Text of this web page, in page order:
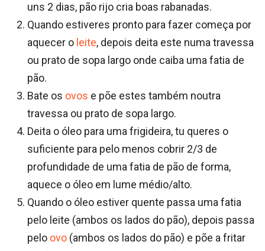
uns 2 dias, pão rijo cria boas rabanadas.
Quando estiveres pronto para fazer começa por
aquecer o leite, depois deita este numa travessa
ou prato de sopa largo onde caiba uma fatia de
pão.
Bate os ovos e põe estes também noutra
travessa ou prato de sopa largo.
Deita o óleo para uma frigideira, tu queres o
suficiente para pelo menos cobrir 2/3 de
profundidade de uma fatia de pão de forma,
aquece o óleo em lume médio/alto.
Quando o óleo estiver quente passa uma fatia
pelo leite (ambos os lados do pão), depois passa
pelo ovo (ambos os lados do pão) e põe a fritar